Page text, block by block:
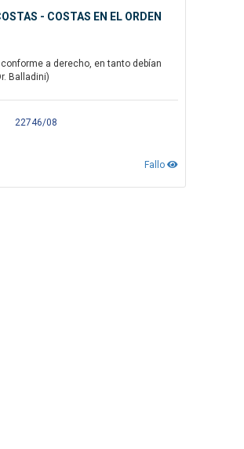
- COSTAS EN EL ORDEN
a derecho, en tanto debían
Balladini)
22746/08
Fallo